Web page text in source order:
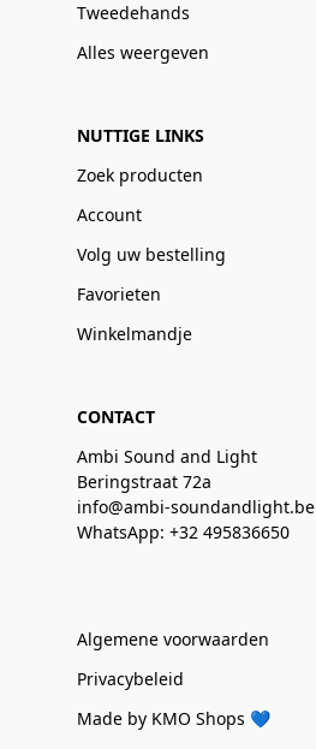
Tweedehands
Alles weergeven
NUTTIGE LINKS
Zoek producten
Account
Volg uw bestelling
Favorieten
Winkelmandje
CONTACT
Ambi Sound and Light
Beringstraat 72a
info@ambi-soundandlight.be
WhatsApp: +32 495836650
Algemene voorwaarden
Privacybeleid
Made by KMO Shops 💙